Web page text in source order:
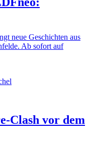
neue Geschichten aus
Ab sofort auf
Clash vor dem